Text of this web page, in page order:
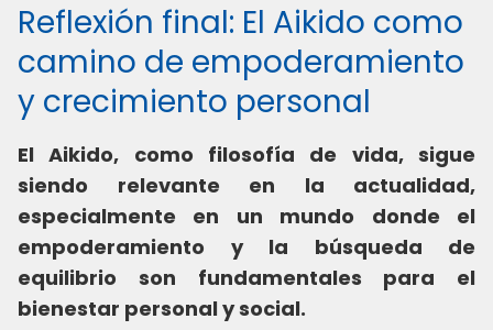
Reflexión final: El Aikido como
camino de empoderamiento
y crecimiento personal
El Aikido, como filosofía de vida, sigue
siendo relevante en la actualidad,
especialmente en un mundo donde el
empoderamiento y la búsqueda de
equilibrio son fundamentales para el
bienestar personal y social.